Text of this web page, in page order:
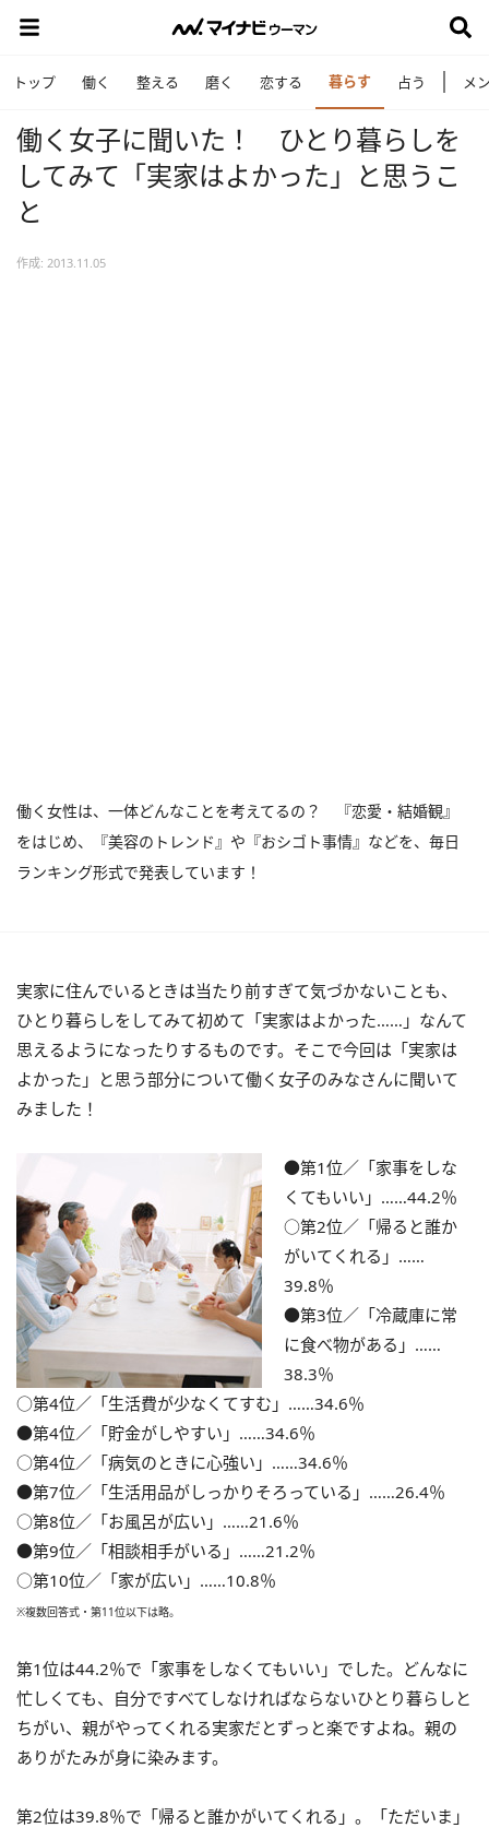
トップ 働く 整える 磨く 恋する 暮らす 占う メ
働く女子に聞いた！ ひとり暮らしを
してみて「実家はよかった」と思うこ
と
作成: 2013.11.05
働く女性は、一体どんなことを考えてるの？ 『恋愛・結婚観』
をはじめ、『美容のトレンド』や『おシゴト事情』などを、毎日
ランキング形式で発表しています！
実家に住んでいるときは当たり前すぎて気づかないことも、
ひとり暮らしをしてみて初めて「実家はよかった……」なんて
思えるようになったりするものです。そこで今回は「実家は
よかった」と思う部分について働く女子のみなさんに聞いて
みました！
●第1位／「家事をしな
くてもいい」……44.2％
○第2位／「帰ると誰か
がいてくれる」……
39.8％
●第3位／「冷蔵庫に常
に食べ物がある」……
38.3％
○第4位／「生活費が少なくてすむ」……34.6％
●第4位／「貯金がしやすい」……34.6％
○第4位／「病気のときに心強い」……34.6％
●第7位／「生活用品がしっかりそろっている」……26.4％
○第8位／「お風呂が広い」……21.6％
●第9位／「相談相手がいる」……21.2％
○第10位／「家が広い」……10.8％
※複数回答式・第11位以下は略。
第1位は44.2％で「家事をしなくてもいい」でした。どんなに
忙しくても、自分ですべてしなければならないひとり暮らしと
ちがい、親がやってくれる実家だとずっと楽ですよね。親の
ありがたみが身に染みます。
第2位は39.8％で「帰ると誰かがいてくれる」。「ただいま」